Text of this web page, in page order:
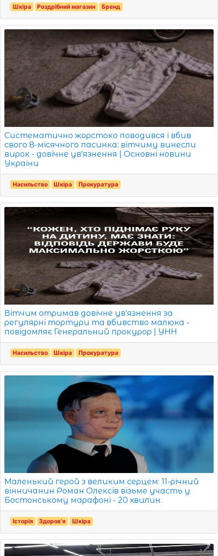
Шкіра Роздрібний магазин Бренд
Систематично жорстоко поводився і вбив
свого 8-місячного пасинка: вітчиму винесли
вирок - довічне ув'язнення | Основні новини
України
Насильство Шкіра Прокуратура
Вітчим отримав довічне ув'язнення за
регулярні тортури та вбивство малюка -
повідомляє Генеральний прокурор | УНН
Насильство Шкіра Прокуратура
Маленький герой з великим серцем: 11-річний
вінничанин Роман Олексів візьме участь у
Бостонському марафоні - 20 хвилин.
Історія Здоров'я Шкіра